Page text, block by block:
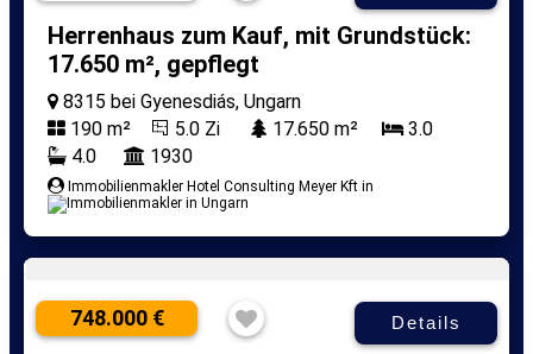
Herrenhaus zum Kauf, mit Grundstück:
17.650 m², gepflegt
8315 bei Gyenesdiás, Ungarn
190 m²
5.0 Zi 17.650 m²
3.0
4.0
1930
Immobilienmakler Hotel Consulting Meyer Kft in
748.000 € Details